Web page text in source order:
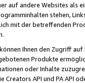
auf andere Websites als
stehen,
mit der betreffenden
Ihnen den Zugriff
Produkte
oder Inhalte
Creators API und PA API